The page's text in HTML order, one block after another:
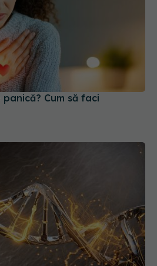
Cum să faci
12 tipuri de
legătura dintre cancer și